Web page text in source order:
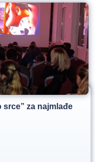
srce” za najmlađe